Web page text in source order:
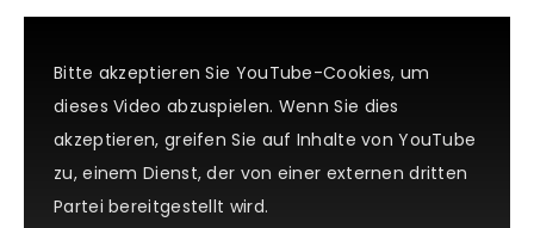
Bitte akzeptieren Sie YouTube-Cookies, um
dieses Video abzuspielen. Wenn Sie dies
akzeptieren, greifen Sie auf Inhalte von YouTube
zu, einem Dienst, der von einer externen dritten
Partei bereitgestellt wird.